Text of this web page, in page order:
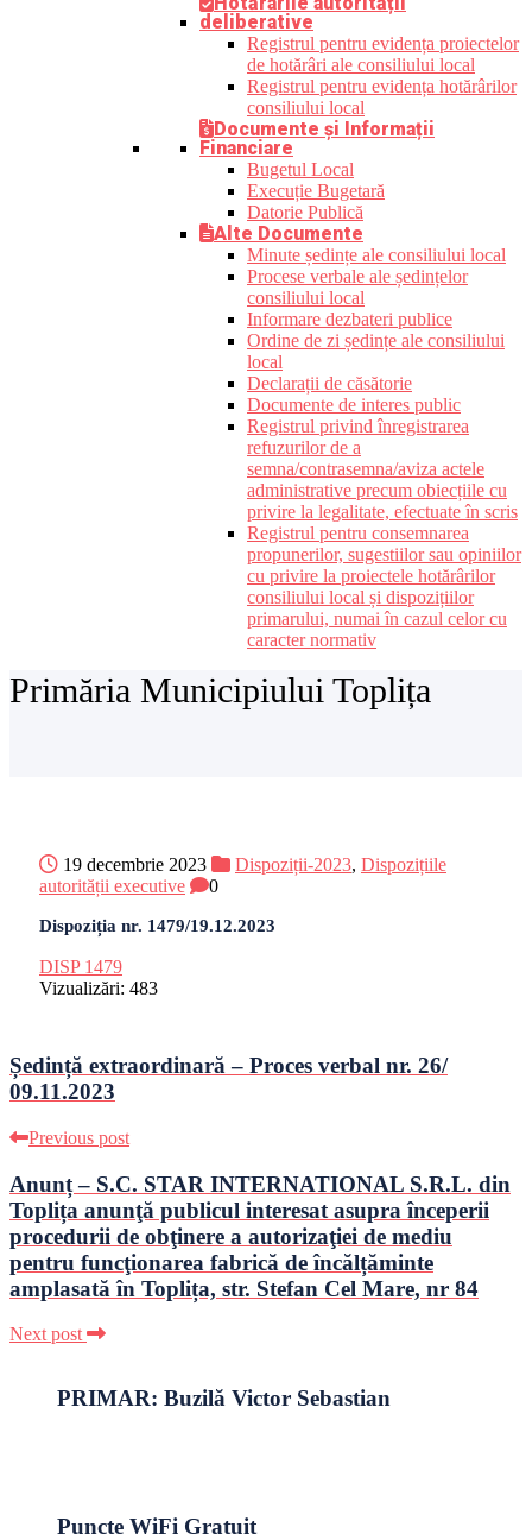
deliberative
Registrul pentru evidența proiectelor
de hotărâri ale consiliului local
Registrul pentru evidența hotărârilor
consiliului local
Documente și Informații
Financiare
Bugetul Local
Execuție Bugetară
Datorie Publică
Alte Documente
Minute ședințe ale consiliului local
Procese verbale ale ședințelor
consiliului local
Informare dezbateri publice
Ordine de zi ședințe ale consiliului
local
Declarații de căsătorie
Documente de interes public
Registrul privind înregistrarea
refuzurilor de a
semna/contrasemna/aviza actele
administrative precum obiecțiile cu
privire la legalitate, efectuate în scris
Registrul pentru consemnarea
propunerilor, sugestiilor sau opiniilor
cu privire la proiectele hotărârilor
consiliului local și dispozițiilor
primarului, numai în cazul celor cu
caracter normativ
Primăria Municipiului Toplița
19 decembrie 2023 Dispoziții-2023, Dispozițiile
autorității executive
0
Dispoziția nr. 1479/19.12.2023
DISP 1479
Vizualizări: 483
Ședință extraordinară – Proces verbal nr. 26/
09.11.2023
Previous post
Anunț – S.C. STAR INTERNATIONAL S.R.L. din
Toplița anunţă publicul interesat asupra începerii
procedurii de obţinere a autorizaţiei de mediu
pentru funcţionarea fabrică de încălțăminte
amplasată în Toplița, str. Stefan Cel Mare, nr 84
Next post
PRIMAR: Buzilă Victor Sebastian
Puncte WiFi Gratuit